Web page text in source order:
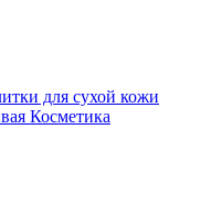
для сухой кожи
Косметика